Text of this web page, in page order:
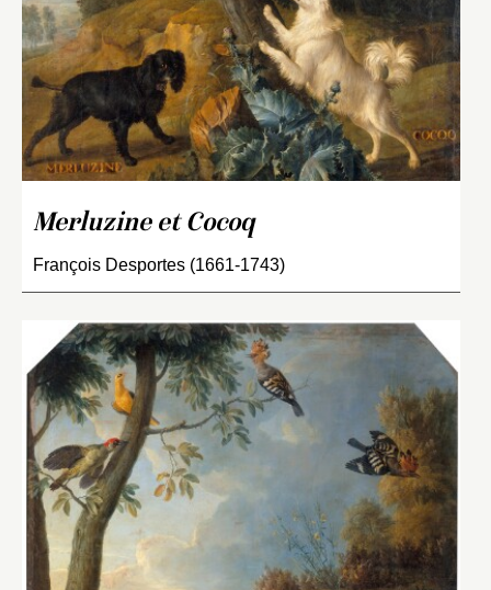
Merluzine et Cocoq
François Desportes (1661-1743)